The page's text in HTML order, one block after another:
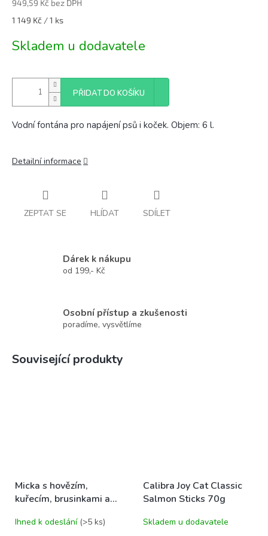
949,59 Kč bez DPH
Měrná
1 149 Kč / 1 ks
Skladem u dodavatele
PŘIDAT DO KOŠÍKU
Vodní fontána pro napájení psů i koček. Objem: 6 l.
Detailní informace
ZEPTAT SE HLÍDAT SDÍLET
Dárek k nákupu
od 199,- Kč
Osobní přístup a zkušenosti
poradíme, vysvětlíme
Související produkty
Micka s hovězím,
kuřecím, brusinkami a
Ihned k odeslání (>5 ks)
Calibra Joy Cat Classic
Salmon Sticks 70g
Skladem u dodavatele